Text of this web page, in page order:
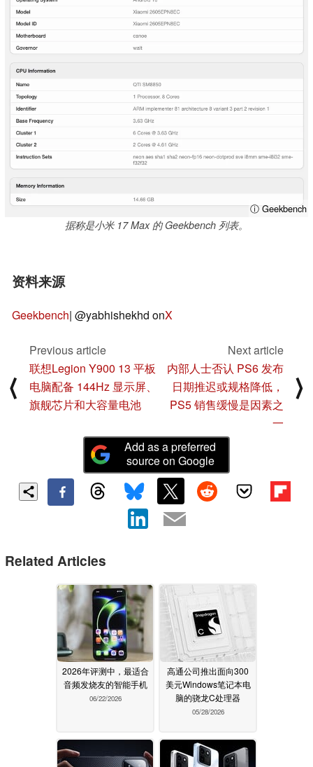
ⓘ Geekbench
据称是小米 17 Max 的 Geekbench 列表。
资料来源
Geekbench| @yabhishekhd onX
⟨
Previous article
联想Legion Y900 13 平板
电脑配备 144Hz 显示屏、
旗舰芯片和大容量电池
Next article
内部人士否认 PS6 发布
日期推迟或规格降低，
PS5 销售缓慢是因素之
一
⟩
Add as a preferred
source on Google
Related Articles
2026年评测中，最适合
音频发烧友的智能手机
06/22/2026
高通公司推出面向300
美元Windows笔记本电
脑的骁龙C处理器
05/28/2026